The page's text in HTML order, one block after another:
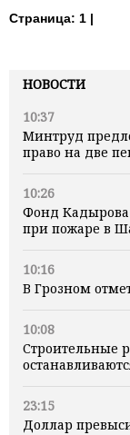
НОВОСТИ
10:37
Минтруд
право на две
10:26
Фонд Кадырова
при пожаре в
10:16
В Грозном
10:08
Строительные
23:15
Доллар
Страница: 1 |